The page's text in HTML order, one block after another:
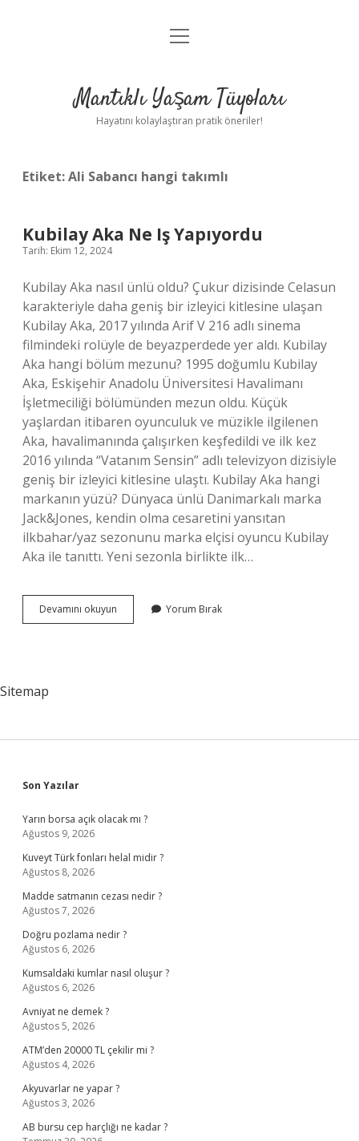
Anasayfa
Yasal Uyarı
menüyü
Mantıklı Yaşam Tüyoları
Hayatını kolaylaştıran pratik öneriler!
Etiket:Ali Sabancı hangi takımlı
Kubilay Aka Ne Iş Yapıyordu
Tarih: Ekim 12, 2024
Kubilay Aka nasıl ünlü oldu? Çukur dizisinde Celasun
karakteriyle daha geniş bir izleyici kitlesine ulaşan
Kubilay Aka, 2017 yılında Arif V 216 adlı sinema
filmindeki rolüyle de beyazperdede yer aldı. Kubilay
Aka hangi bölüm mezunu? 1995 doğumlu Kubilay
Aka, Eskişehir Anadolu Üniversitesi Havalimanı
İşletmeciliği bölümünden mezun oldu. Küçük
yaşlardan itibaren oyunculuk ve müzikle ilgilenen
Aka, havalimanında çalışırken keşfedildi ve ilk kez
2016 yılında “Vatanım Sensin” adlı televizyon dizisiyle
geniş bir izleyici kitlesine ulaştı. Kubilay Aka hangi
markanın yüzü? Dünyaca ünlü Danimarkalı marka
Jack&Jones, kendin olma cesaretini yansıtan
ilkbahar/yaz sezonunu marka elçisi oyuncu Kubilay
Aka ile tanıttı. Yeni sezonla birlikte ilk…
Devamını okuyun
Aka
Yorum Bırak
Sitemap
Sidebar
Son Yazılar
Yarın borsa açık olacak mı ?
Ağustos 9, 2026
Kuveyt Türk fonları helal midir ?
Ağustos 8, 2026
Madde satmanın cezası nedir ?
Ağustos 7, 2026
Doğru pozlama nedir ?
Ağustos 6, 2026
Kumsaldaki kumlar nasıl oluşur ?
Ağustos 6, 2026
Avniyat ne demek ?
Ağustos 5, 2026
ATM’den 20000 TL çekilir mi ?
Ağustos 4, 2026
Akyuvarlar ne yapar ?
Ağustos 3, 2026
AB bursu cep harçlığı ne kadar ?